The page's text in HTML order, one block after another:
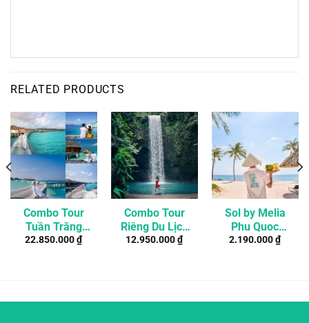
RELATED PRODUCTS
Combo Tour
Tuần Trăng
Mật Maldives
22.850.000₫
Combo Tour
Riêng Du Lịch
Bali 6 Ngày 5
12.950.000₫
Sol by Melia
Phu Quoc
2N1Đ –
2.190.000₫